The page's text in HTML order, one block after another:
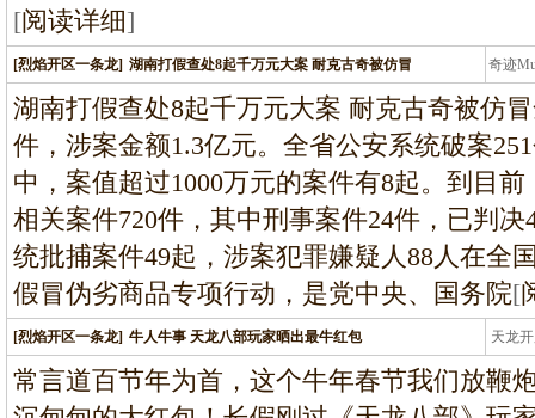
[阅读详细]
[烈焰开区一条龙] 湖南打假查处8起千万元大案 耐克古奇被仿冒 奇迹
条
湖南打假查处8起千万元大案 耐克古奇被仿
件，涉案金额1.3亿元。全省公安系统破案
中，案值超过1000万元的案件有8起。到目
相关案件720件，其中刑事案件24件，已判
统批捕案件49起，涉案犯罪嫌疑人88人在全
假冒伪劣商品专项行动，是党中央、国务院[
[烈焰开区一条龙] 牛人牛事 天龙八部玩家晒出最牛红包 天龙
龙
常言道百节年为首，这个牛年春节我们放鞭